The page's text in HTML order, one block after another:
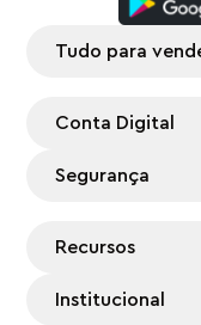
Tudo para
Conta Digital
Segurança
Recursos
Institucional